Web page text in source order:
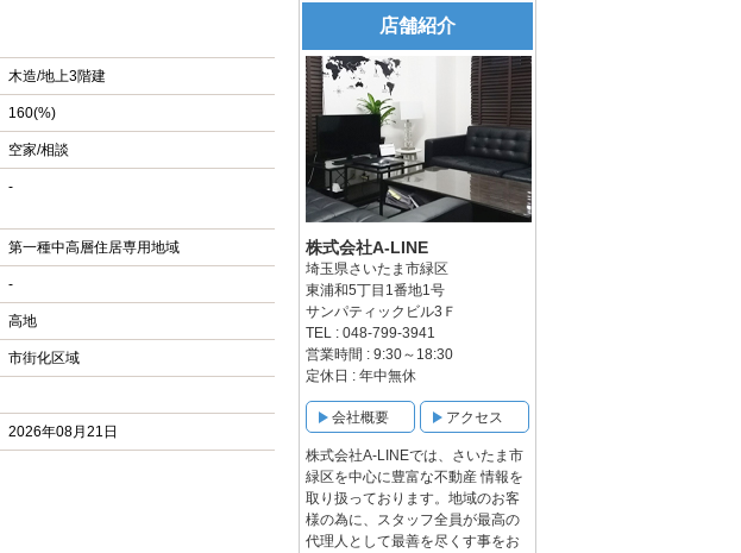
木造/地上3階建
160(%)
空家/相談
-
第一種中高層住居専用地域
-
高地
市街化区域
2026年08月21日
店舗紹介
株式会社A-LINE
埼玉県さいたま市緑区
東浦和5丁目1番地1号
サンパティックビル3Ｆ
TEL : 048-799-3941
営業時間 : 9:30～18:30
定休日 : 年中無休
会社概要 アクセス
株式会社A-LINEでは、さいたま市
緑区を中心に豊富な不動産 情報を
取り扱っております。地域のお客
様の為に、スタッフ全員が最高の
代理人として最善を尽くす事をお